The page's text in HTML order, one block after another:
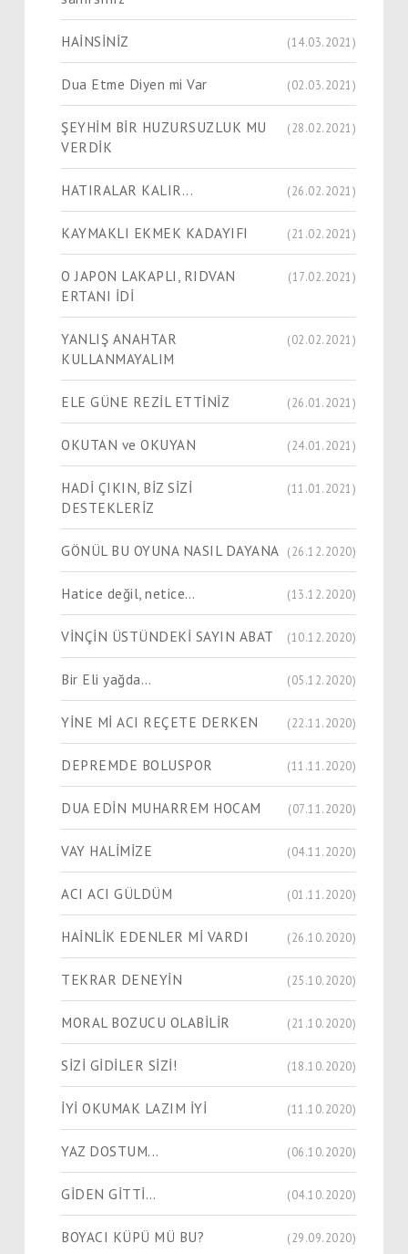
HAİNSİNİZ (14.03.2021)
Dua Etme Diyen mi Var (02.03.2021)
ŞEYHİM BİR HUZURSUZLUK MU
VERDİK
(28.02.2021)
HATIRALAR KALIR... (26.02.2021)
KAYMAKLI EKMEK KADAYIFI (21.02.2021)
O JAPON LAKAPLI, RIDVAN
ERTANI İDİ
(17.02.2021)
YANLIŞ ANAHTAR
KULLANMAYALIM
(02.02.2021)
ELE GÜNE REZİL ETTİNİZ (26.01.2021)
OKUTAN ve OKUYAN (24.01.2021)
HADİ ÇIKIN, BİZ SİZİ
DESTEKLERİZ
(11.01.2021)
GÖNÜL BU OYUNA NASIL DAYANA (26.12.2020)
Hatice değil, netice… (13.12.2020)
VİNÇİN ÜSTÜNDEKİ SAYIN ABAT (10.12.2020)
Bir Eli yağda… (05.12.2020)
YİNE Mİ ACI REÇETE DERKEN (22.11.2020)
DEPREMDE BOLUSPOR (11.11.2020)
DUA EDİN MUHARREM HOCAM (07.11.2020)
VAY HALİMİZE (04.11.2020)
ACI ACI GÜLDÜM (01.11.2020)
HAİNLİK EDENLER Mİ VARDI (26.10.2020)
TEKRAR DENEYİN (25.10.2020)
MORAL BOZUCU OLABİLİR (21.10.2020)
SİZİ GİDİLER SİZİ! (18.10.2020)
İYİ OKUMAK LAZIM İYİ (11.10.2020)
YAZ DOSTUM... (06.10.2020)
GİDEN GİTTİ… (04.10.2020)
BOYACI KÜPÜ MÜ BU? (29.09.2020)